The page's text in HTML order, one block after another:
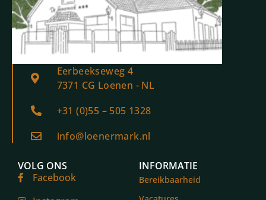
Eerbeekseweg 4
7371 CG Loenen - NL
+31 (0)55 – 505 1328
info@loenermark.nl
VOLG ONS
Facebook
INFORMATIE
Bereikbaarheid